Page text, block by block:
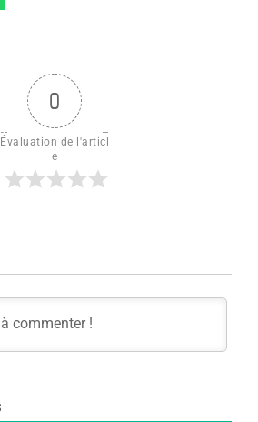
0
Évaluation de l'articl
e